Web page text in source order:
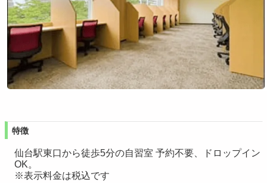
特徴
仙台駅東口から徒歩5分の自習室 予約不要、ドロップイン
OK。
※表示料金は税込です